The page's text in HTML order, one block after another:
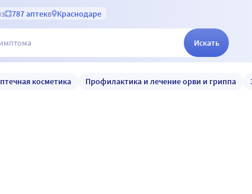
787 аптекв Краснодаре
Искать
косметика Профилактика и лечение орви и гриппа